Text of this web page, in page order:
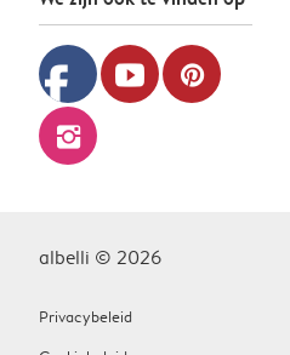
facebook youtube pinterest
instagram
albelli © 2026
Privacybeleid